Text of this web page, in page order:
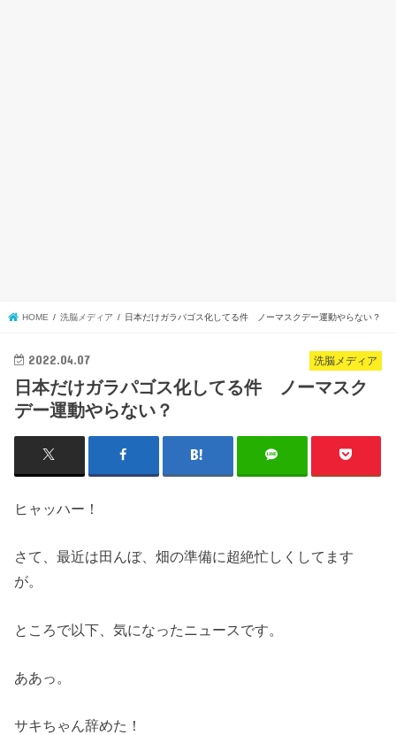
HOME 洗脳メディア 日本だけガラパゴス化してる件 ノーマスクデー運動やらない？
洗脳メディア
2022.04.07
日本だけガラパゴス化してる件 ノーマスク
デー運動やらない？
ヒャッハー！
さて、最近は田んぼ、畑の準備に超絶忙しくしてます
が。
ところで以下、気になったニュースです。
ああっ。
サキちゃん辞めた！